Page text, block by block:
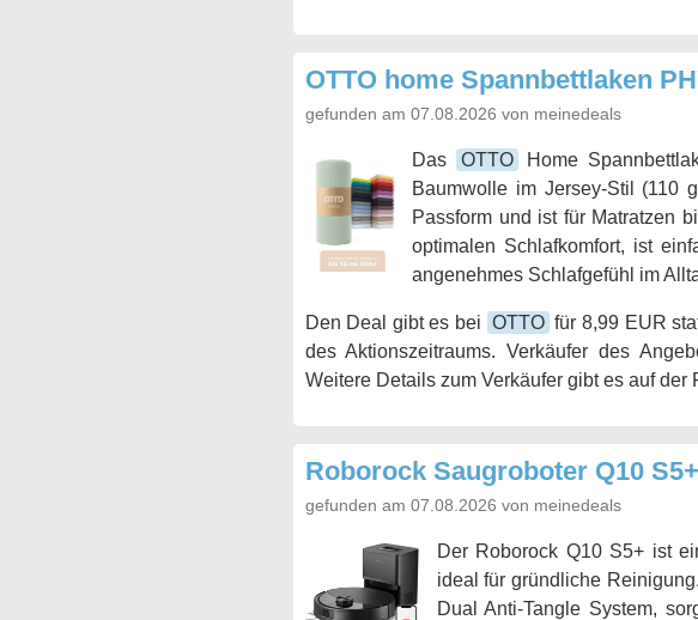
OTTO home Spannbettlaken
gefunden am 07.08.2026 von meinedeals
Das OTTO
Home
Baumwolle im Jersey-Stil (110
Passform und ist für Matratzen
optimalen Schlafkomfort, ist
angenehmes Schlafgefühl im
Den Deal gibt es bei OTTO für 8,99 EUR
des Aktionszeitraums. Verkäufer des
Weitere Details zum Verkäufer gibt es auf der
Roborock Saugroboter Q10
gefunden am 07.08.2026 von meinedeals
Der Roborock Q10 S5+ ist
ideal für gründliche
Dual Anti-Tangle System,